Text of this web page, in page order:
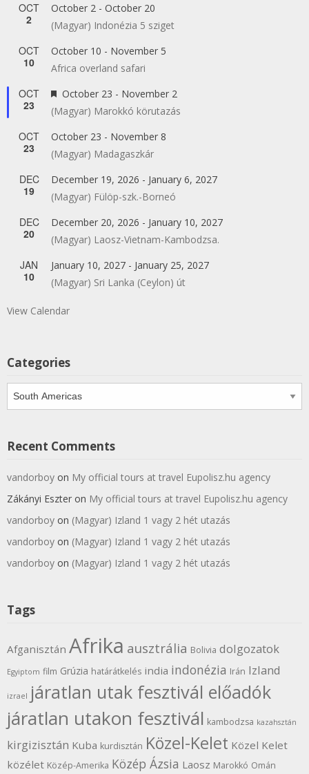
OCT
2
October 2 - October 20
(Magyar) Indonézia 5 sziget
OCT
10
October 10 - November 5
Africa overland safari
OCT
23
Featured
October 23 - November 2
(Magyar) Marokkó körutazás
OCT
23
October 23 - November 8
(Magyar) Madagaszkár
DEC
19
December 19, 2026 - January 6, 2027
(Magyar) Fülöp-szk.-Borneó
DEC
20
December 20, 2026 - January 10, 2027
(Magyar) Laosz-Vietnam-Kambodzsa.
JAN
10
January 10, 2027 - January 25, 2027
(Magyar) Sri Lanka (Ceylon) út
View Calendar
Categories
Categories
Recent Comments
vandorboy on My official tours at travel Eupolisz.hu agency
Zákányi Eszter on My official tours at travel Eupolisz.hu agency
vandorboy on (Magyar) Izland 1 vagy 2 hét utazás
vandorboy on (Magyar) Izland 1 vagy 2 hét utazás
vandorboy on (Magyar) Izland 1 vagy 2 hét utazás
Tags
Afganisztán Afrika ausztrália Bolivia dolgozatok
Egyiptom film Grúzia határátkelés india indonézia Irán Izland
izrael járatlan utak fesztivál előadók
járatlan utakon fesztivál kambodzsa kazahsztán
kirgizisztán Kuba kurdisztán Közel-Kelet Közel Kelet
közélet Közép-Amerika Közép Ázsia Laosz Marokkó Omán